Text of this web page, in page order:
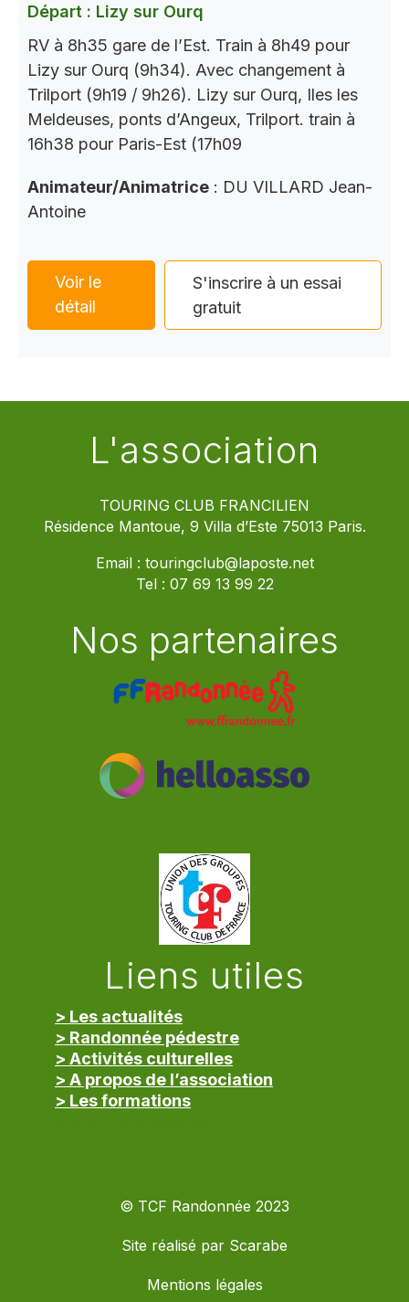
Départ : Lizy sur Ourq
RV à 8h35 gare de l’Est. Train à 8h49 pour
Lizy sur Ourq (9h34). Avec changement à
Trilport (9h19 / 9h26). Lizy sur Ourq, Iles les
Meldeuses, ponts d’Angeux, Trilport. train à
16h38 pour Paris-Est (17h09
Animateur/Animatrice : DU VILLARD Jean-
Antoine
Voir le
détail
S'inscrire à un essai
gratuit
L'association
TOURING CLUB FRANCILIEN
Résidence Mantoue, 9 Villa d’Este 75013 Paris.
Email : touringclub@laposte.net
Tel : 07 69 13 99 22
Nos partenaires
Liens utiles
> Les actualités
> Randonnée pédestre
> Activités culturelles
> A propos de l’association
> Les formations
© TCF Randonnée 2023
Site réalisé par Scarabe
Mentions légales